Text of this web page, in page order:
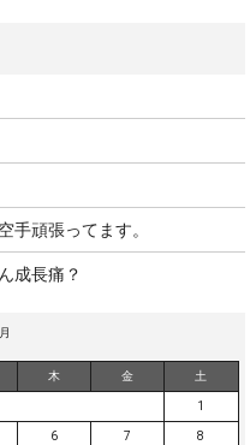
手頑張ってます。
成長痛？
木 金 土
1
6 7 8